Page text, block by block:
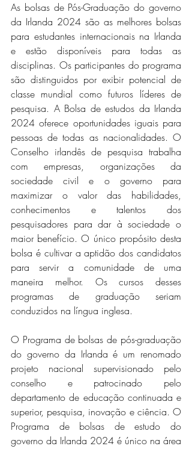
As bolsas de Pós-Graduação do governo
da Irlanda 2024 são as melhores bolsas
para estudantes internacionais na Irlanda
e estão disponíveis para todas as
disciplinas. Os participantes do programa
são distinguidos por exibir potencial de
classe mundial como futuros líderes de
pesquisa. A Bolsa de estudos da Irlanda
2024 oferece oportunidades iguais para
pessoas de todas as nacionalidades. O
Conselho irlandês de pesquisa trabalha
com empresas, organizações da
sociedade civil e o governo para
maximizar o valor das habilidades,
conhecimentos e talentos dos
pesquisadores para dar à sociedade o
maior benefício. O único propósito desta
bolsa é cultivar a aptidão dos candidatos
para servir a comunidade de uma
maneira melhor. Os cursos desses
programas de graduação seriam
conduzidos na língua inglesa.
O Programa de bolsas de pós-graduação
do governo da Irlanda é um renomado
projeto nacional supervisionado pelo
conselho e patrocinado pelo
departamento de educação continuada e
superior, pesquisa, inovação e ciência. O
Programa de bolsas de estudo do
governo da Irlanda 2024 é único na área